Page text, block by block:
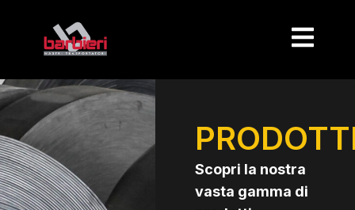
Scopri la nostra
vasta gamma di